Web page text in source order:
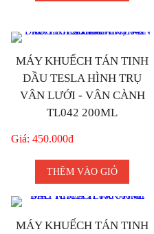
MÁY KHUẾCH TÁN TINH
DẦU TESLA HÌNH TRỤ
VÂN LƯỚI - VÂN CÀNH
TL042 200ML
Giá: 450.000đ
THÊM VÀO GIỎ
MÁY KHUẾCH TÁN TINH